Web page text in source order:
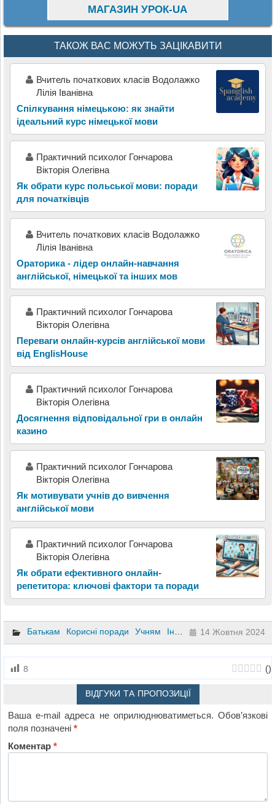
МАГАЗИН УРОК-UA
ТАКОЖ ВАС МОЖУТЬ ЗАЦІКАВИТИ
Вчитель початкових класів Водолажко
Лілія Іванівна
Спілкування німецькою: як знайти
ідеальний курс німецької мови
Практичний психолог Гончарова
Вікторія Олегівна
Як обрати курс польської мови: поради
для початківців
Вчитель початкових класів Водолажко
Лілія Іванівна
Ораторика - лідер онлайн-навчання
англійської, німецької та інших мов
Практичний психолог Гончарова
Вікторія Олегівна
Переваги онлайн-курсів англійської мови
від EnglisHouse
Практичний психолог Гончарова
Вікторія Олегівна
Досягнення відповідальної гри в онлайн
казино
Практичний психолог Гончарова
Вікторія Олегівна
Як мотивувати учнів до вивчення
англійської мови
Практичний психолог Гончарова
Вікторія Олегівна
Як обрати ефективного онлайн-
репетитора: ключові фактори та поради
Батькам Корисні поради Учням Іноземна мова 14 Жовтня 2024
8 ()
ВІДГУКИ ТА ПРОПОЗИЦІЇ
Ваша e-mail адреса не оприлюднюватиметься. Обов’язкові
поля позначені*
Коментар*